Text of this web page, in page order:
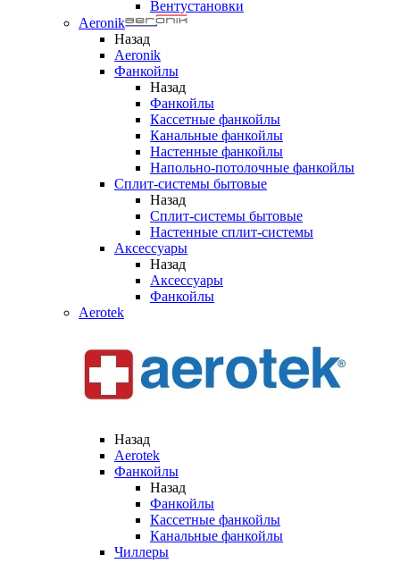
Вентустановки
Aeronik
Назад
Aeronik
Фанкойлы
Назад
Фанкойлы
Кассетные фанкойлы
Канальные фанкойлы
Настенные фанкойлы
Напольно-потолочные фанкойлы
Сплит-системы бытовые
Назад
Сплит-системы бытовые
Настенные сплит-системы
Аксессуары
Назад
Аксессуары
Фанкойлы
Aerotek
Назад
Aerotek
Фанкойлы
Назад
Фанкойлы
Кассетные фанкойлы
Канальные фанкойлы
Чиллеры